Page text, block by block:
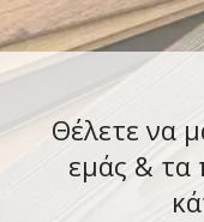
Θέλετε να
εμάς & τα